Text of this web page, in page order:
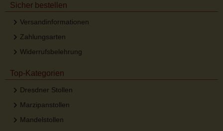
Sicher bestellen
Versandinformationen
Zahlungsarten
Widerrufsbelehrung
Top-Kategorien
Dresdner Stollen
Marzipanstollen
Mandelstollen